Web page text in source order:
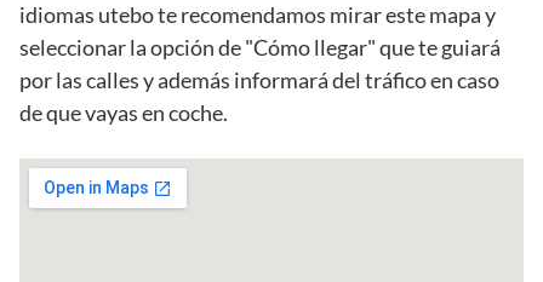
idiomas utebo te recomendamos mirar este mapa y
seleccionar la opción de "Cómo llegar" que te guiará
por las calles y además informará del tráfico en caso
de que vayas en coche.